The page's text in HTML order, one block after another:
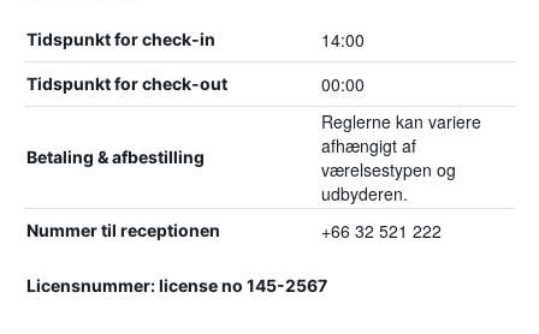
Tidspunkt for check-in 14:00
Tidspunkt for check-out 00:00
Betaling & afbestilling
Reglerne kan variere
afhængigt af
værelsestypen og
udbyderen.
Nummer til receptionen +66 32 521 222
Licensnummer: license no 145-2567